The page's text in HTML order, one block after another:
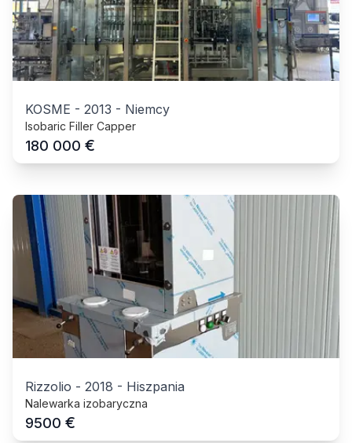
KOSME - 2013 - Niemcy
Isobaric Filler Capper
180 000 €
Rizzolio - 2018 - Hiszpania
Nalewarka izobaryczna
9500 €